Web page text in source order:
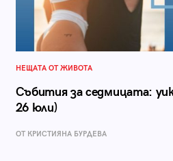
НЕЩАТА ОТ ЖИВОТА
Събития за седмицата:
26 юли)
ОТ КРИСТИЯНА БУРДЕВА